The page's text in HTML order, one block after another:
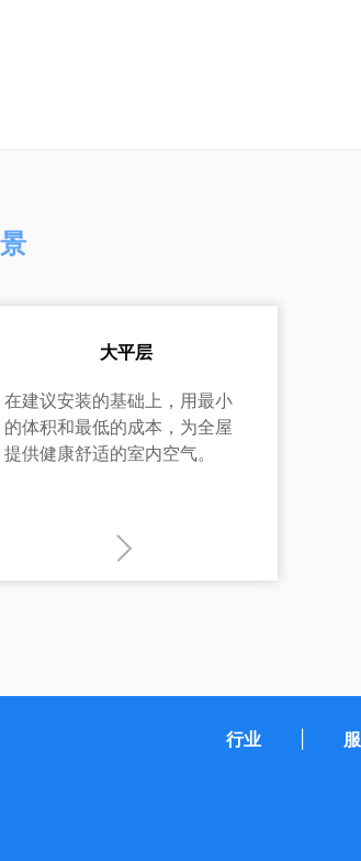
大平层
在建议安装的基础上，用最小
的体积和最低的成本，为全屋
提供健康舒适的室内空气。
行业